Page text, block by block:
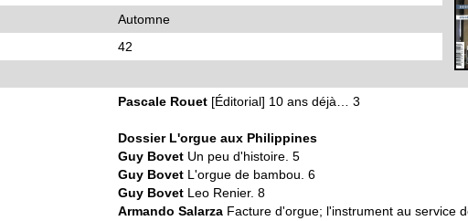
Automne
42
Pascale Rouet [Éditorial] 10 ans déjà… 3
Dossier L'orgue aux Philippines
Guy Bovet Un peu d'histoire. 5
Guy Bovet L'orgue de bambou. 6
Guy Bovet Leo Renier. 8
Armando Salarza Facture d'orgue; l'instrument au service